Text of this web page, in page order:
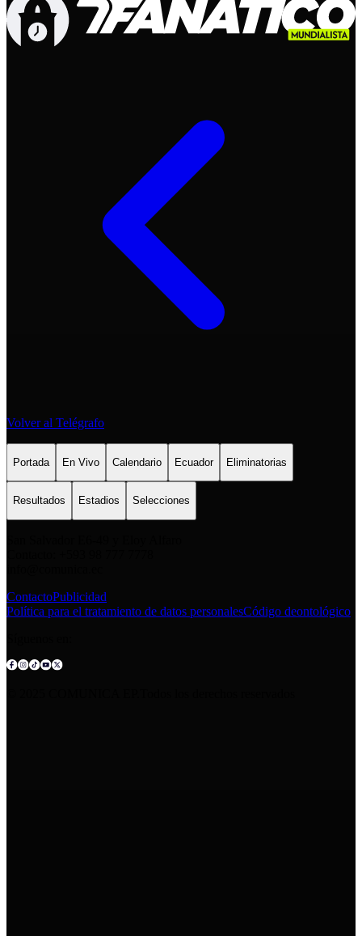
Volver al Telégrafo
Portada En Vivo Calendario Ecuador Eliminatorias
Resultados Estadios Selecciones
ContactoPublicidad
Política para el tratamiento de datos personalesCódigo deontológico